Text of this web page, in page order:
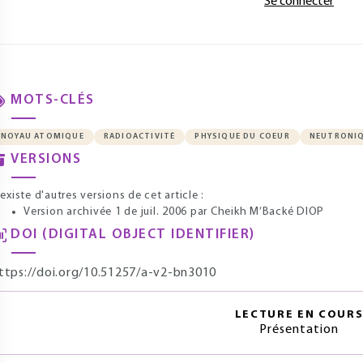
MOTS-CLÉS
NOYAU ATOMIQUE RADIOACTIVITÉ PHYSIQUE DU COEUR
VERSIONS
d'autres versions de cet article :
Version archivée 1 de juil. 2006 par Cheikh M’Backé DIOP
DOI (DIGITAL OBJECT IDENTIFIER)
doi.org/10.51257/a-v2-bn3010
LECTURE EN COURS
Présentation